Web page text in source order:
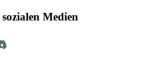
Medien